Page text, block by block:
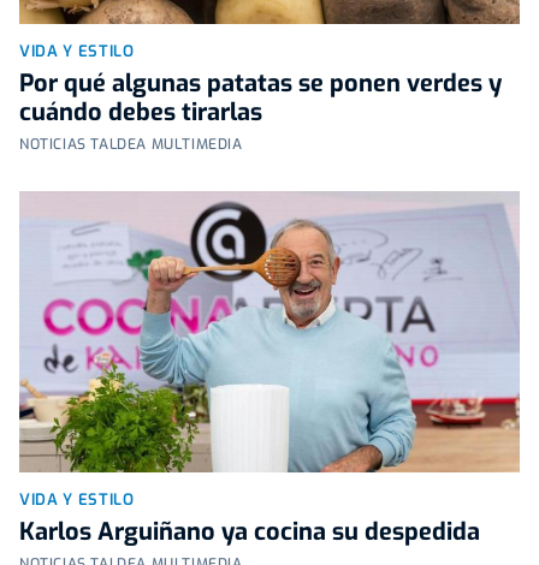
VIDA Y ESTILO
Por qué algunas patatas se ponen verdes y
cuándo debes tirarlas
NOTICIAS TALDEA MULTIMEDIA
VIDA Y ESTILO
Karlos Arguiñano ya cocina su despedida